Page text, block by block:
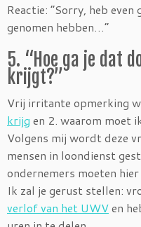
Reactie: “Sorry, heb
genomen hebben…”
5. “Hoe ga je dat
krijgt?”
Vrij irritante opmerking
krijg en 2. waarom moet
Volgens mij wordt deze
mensen in loondienst
ondernemers moeten
Ik zal je gerust stellen:
verlof van het UWVen